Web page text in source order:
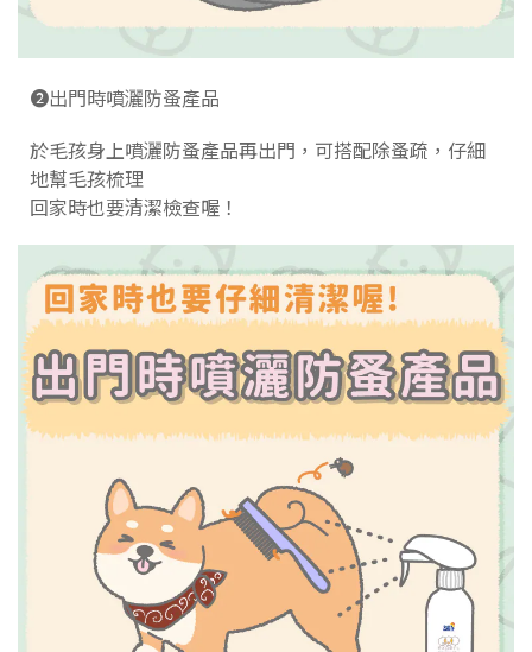
➋出門時噴灑防蚤產品
於毛孩身上噴灑防蚤產品再出門，可搭配除蚤疏，仔細
地幫毛孩梳理
回家時也要清潔檢查喔！